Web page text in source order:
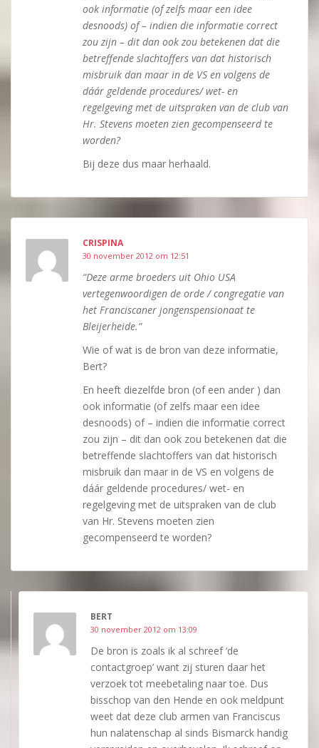
ook informatie (of zelfs maar een idee
desnoods) of – indien die informatie correct
zou zijn – dit dan ook zou betekenen dat die
betreffende slachtoffers van dat historisch
misbruik dan maar in de VS en volgens de
dáár geldende procedures/ wet- en
regelgeving met de uitspraken van de club van
Hr. Stevens moeten zien gecompenseerd te
worden?
Bij deze dus maar herhaald.
CRISPINA
30 november 2012 om 12:51
“Deze arme broeders uit Ohio USA
vertegenwoordigen de orde / congregatie van
het Franciscaner jongenspensionaat te
Bleijerheide.”
Wie of wat is de bron van deze informatie,
Bert?
En heeft diezelfde bron (of een ander ) dan
ook informatie (of zelfs maar een idee
desnoods) of – indien die informatie correct
zou zijn – dit dan ook zou betekenen dat die
betreffende slachtoffers van dat historisch
misbruik dan maar in de VS en volgens de
dáár geldende procedures/ wet- en
regelgeving met de uitspraken van de club
van Hr. Stevens moeten zien
gecompenseerd te worden?
BERT
30 november 2012 om 13:09
De bron is zoals ik al schreef ‘de
contactgroep’ want zij sturen daar het
verzoek tot meebetaling naar toe. Dus
bisschop van den Hende en ook meldpunt
weet dat deze club armen van Franciscus
hun nalatenschap al sinds Bismarck handig